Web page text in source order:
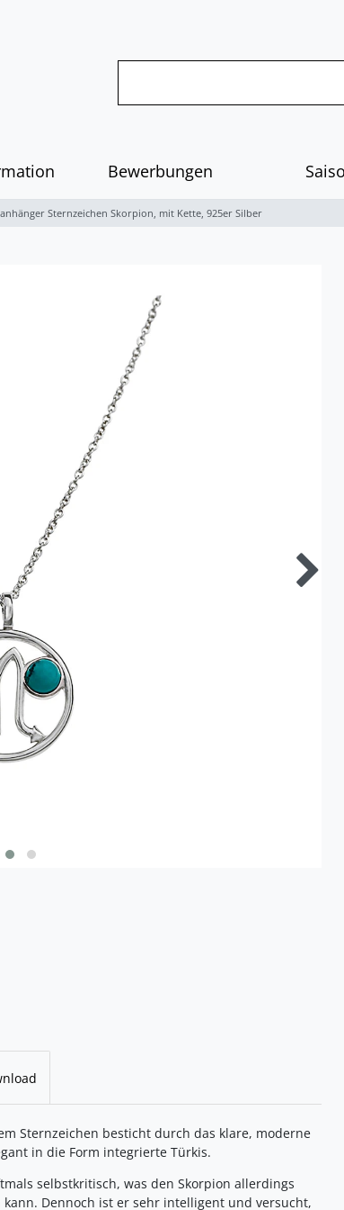
Bewerbungen
Sternzeichen Skorpion, mit Kette, 925er Silber
Sternzeichen besticht durch das klare, moderne
in die Form integrierte Türkis.
selbstkritisch, was den Skorpion allerdings
Dennoch ist er sehr intelligent und versucht,